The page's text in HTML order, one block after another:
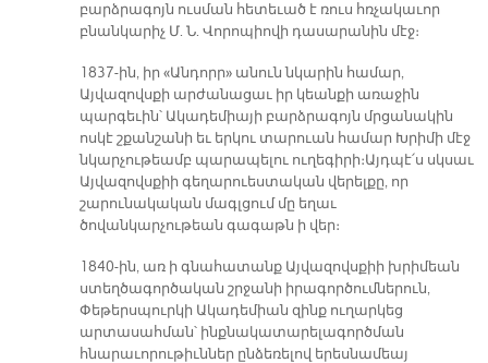
բարձրագոյն ուսման հետեւած է ռուս հռչակաւոր
բնանկարիչ Մ. Ն. Վորոպիովի դասարանին մէջ։
1837-ին, իր «Անդորր» անուն նկարին համար,
Այվազովսքի արժանացաւ իր կեանքի առաջին
պարգեւին՝ Ակադեմիայի բարձրագոյն մրցանակին
ոսկէ շքանշանի եւ երկու տարուան համար Խրիմի մէջ
նկարչութեամբ պարապելու ուղեգիրի։ Այդպէ՛ս սկսաւ
Այվազովսքիի գեղարուեստական վերելքը, որ
շարունակական մագլցում մը եղաւ
ծովանկարչութեան գագաթն ի վեր։
1840-ին, առ ի գնահատանք Այվազովսքիի խրիմեան
ստեղծագործական շրջանի իրագործումներուն,
Փեթերսպուրկի Ակադեմիան զինք ուղարկեց
արտասահման՝ ինքնակատարելագործման
հնարաւորութիւններ ընձեռելով երեսնամեայ